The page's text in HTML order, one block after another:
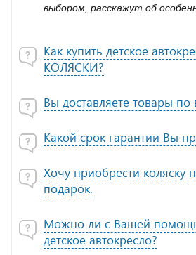
выбором, расскажут об
Как купить детское
КОЛЯСКИ?
Вы доставляете товары по
Какой срок гарантии Вы
Хочу приобрести коляску
подарок.
Можно ли с Вашей
детское автокресло?